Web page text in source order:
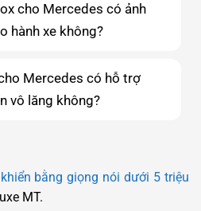
cho Mercedes có ảnh
hành xe không?
Mercedes có hỗ trợ
vô lăng không?
bằng giọng nói dưới 5 triệu
MT.